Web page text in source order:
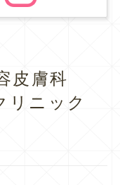
皮膚科
リニック